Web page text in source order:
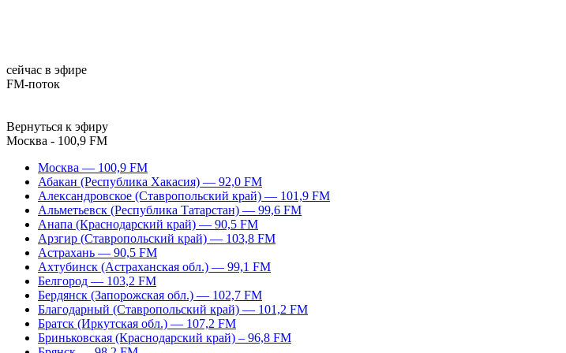
сейчас в эфире
FM-поток
Вернуться к эфиру
Москва - 100,9 FM
Москва — 100,9 FM
Абакан (Республика Хакасия) — 92,0 FM
Александровское (Ставропольский край) — 101,9 FM
Альметьевск (Республика Татарстан) — 99,6 FM
Анапа (Краснодарский край) — 90,5 FM
Арзгир (Ставропольский край) — 103,8 FM
Астрахань — 90,5 FM
Ахтубинск (Астраханская обл.) — 99,1 FM
Белгород — 103,2 FM
Бердянск (Запорожская обл.) — 102,7 FM
Благодарный (Ставропольский край) — 101,2 FM
Братск (Иркутская обл.) — 107,2 FM
Бриньковская (Краснодарский край) – 96,8 FM